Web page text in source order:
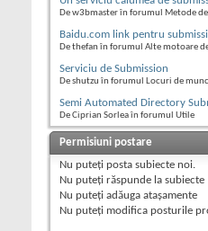
De w3bmaster în forumul Metode
Baidu.com link pentru
De thefan în forumul Alte motoare
Serviciu de Submission
De shutzu în forumul Locuri de
Semi Automated Directory
De Ciprian Sorlea în forumul Utile
Permisiuni postare
Nu puteţi posta subiecte noi.
Nu puteţi răspunde la subiecte
Nu puteţi adăuga ataşamente
Nu puteţi modifica posturile